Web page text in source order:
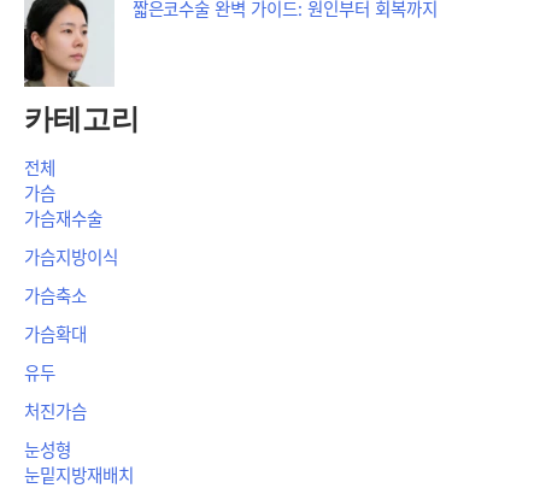
짧은코수술 완벽 가이드: 원인부터 회복까지
카테고리
전체
가슴
가슴재수술
가슴지방이식
가슴축소
가슴확대
유두
처진가슴
눈성형
눈밑지방재배치